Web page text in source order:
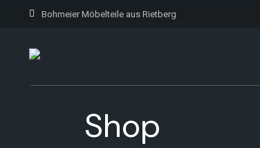
Bohmeier Möbelteile aus Rietberg
Shop